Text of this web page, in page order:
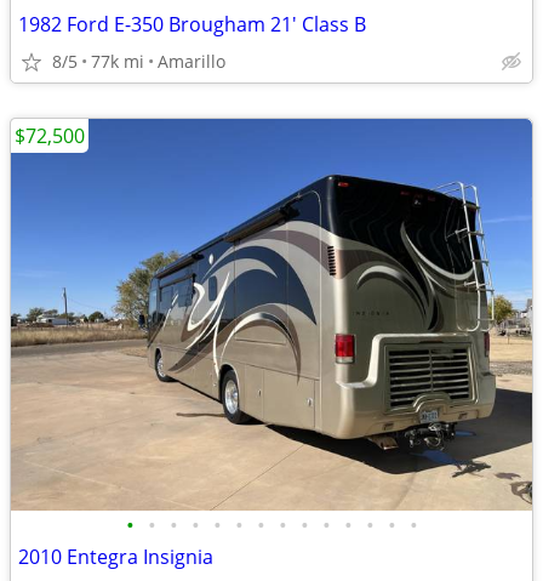
1982 Ford E-350 Brougham 21' Class B
8/5 77k mi Amarillo
• • • • • • • • • • • • • •
2010 Entegra Insignia
$72,500